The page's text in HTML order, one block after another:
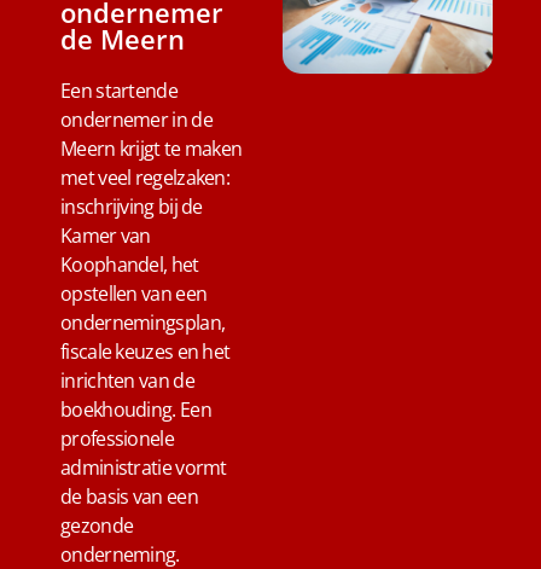
ondernemer
de Meern
Een startende
ondernemer in de
Meern krijgt te maken
met veel regelzaken:
inschrijving bij de
Kamer van
Koophandel, het
opstellen van een
ondernemingsplan,
fiscale keuzes en het
inrichten van de
boekhouding. Een
professionele
administratie vormt
de basis van een
gezonde
onderneming.